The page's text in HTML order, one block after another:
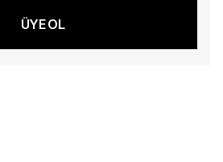
ÜYE OL